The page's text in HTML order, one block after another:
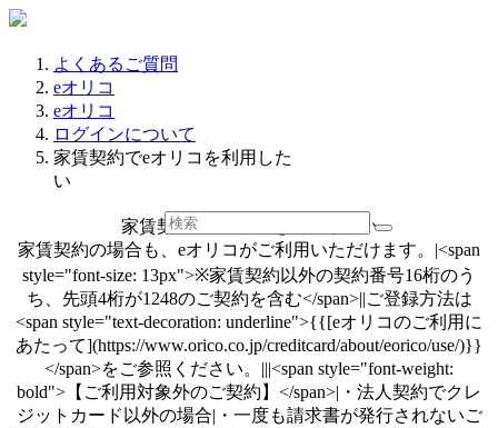
よくあるご質問
eオリコ
eオリコ
ログインについて
家賃契約でeオリコを利用した
い
家賃契約でeオリコを利用したい
家賃契約の場合も、eオリコがご利用いただけます。|<span
style="font-size: 13px">※家賃契約以外の契約番号16桁のう
ち、先頭4桁が1248のご契約を含む</span>||ご登録方法は
<span style="text-decoration: underline">{{[eオリコのご利用に
あたって](https://www.orico.co.jp/creditcard/about/eorico/use/)}}
</span>をご参照ください。|||<span style="font-weight:
bold">【ご利用対象外のご契約】</span>|・法人契約でクレ
ジットカード以外の場合|・一度も請求書が発行されないご